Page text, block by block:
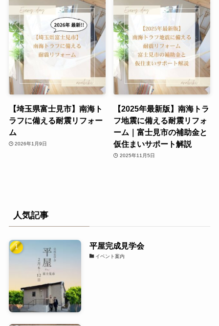
【埼玉県富士見市】南海ト
ラフに備える耐震リフォー
ム
2026年1月9日
【2025年最新版】南海トラ
フ地震に備える耐震リフォ
ーム｜富士見市の補助金と
仮住まいサポート解説
2025年11月5日
人気記事
平屋完成見学会
イベント案内